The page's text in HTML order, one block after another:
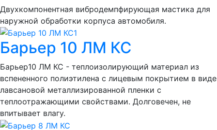
Двухкомпонентная вибродемпфирующая мастика для
наружной обработки корпуса автомобиля.
Барьер 10 ЛМ КС
Барьер10 ЛМ КС - теплоизолирующий материал из
вспененного полиэтилена с лицевым покрытием в виде
лавсановой металлизированной пленки с
теплоотражающими свойствами. Долговечен, не
впитывает влагу.